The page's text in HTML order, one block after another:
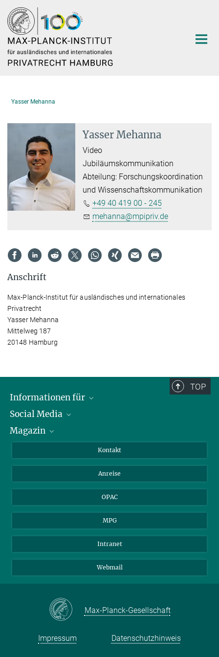
Hauptinhalt
Yasser Mehanna
Yasser Mehanna
Video
Jubiläumskommunikation
Abteilung: Forschungskoordination
und Wissenschaftskommunikation
+49 40 419 00 - 245
mehanna@mpipriv.de
Anschrift
Max-Planck-Institut für ausländisches und internationales
Privatrecht
Yasser Mehanna
Mittelweg 187
20148 Hamburg
TOP
Informationen für
Journalist*innen
Stipendiat*innen
Social Media
LinkedIn
Magazin
Kontakt
Anreise
OPAC
MPG
Intranet
Webmail
Max-Planck-Gesellschaft
Impressum Datenschutzhinweis